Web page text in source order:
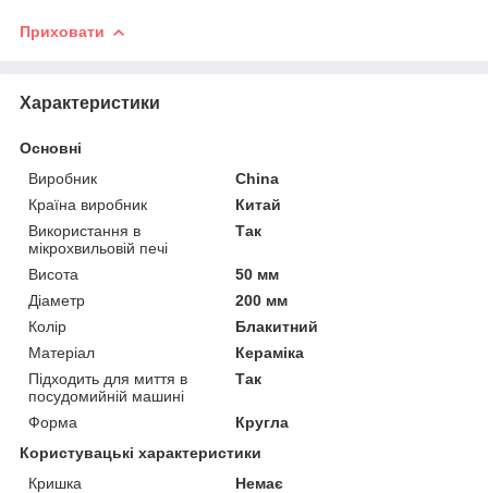
Приховати
Характеристики
Основні
Виробник
China
Країна виробник
Китай
Використання в
мікрохвильовій печі
Так
Висота
50 мм
Діаметр
200 мм
Колір
Блакитний
Матеріал
Кераміка
Підходить для миття в
посудомийній машині
Так
Форма
Кругла
Користувацькі характеристики
Кришка
Немає